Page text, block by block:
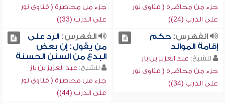
جزء من محاضرة ( فتاوى نور
على الدرب (24))
جزء من محاضرة ( فتاوى نور
على الدرب (33))
الفهرس:حكم
إقامة الموالد
للشيخ: عبد العزيز بن باز
جزء من محاضرة ( فتاوى نور
على الدرب (34))
الفهرس:الرد على
من يقول: إن بعض
البدع من السنن الحسنة
للشيخ: عبد العزيز بن باز
جزء من محاضرة ( فتاوى نور
على الدرب (44))